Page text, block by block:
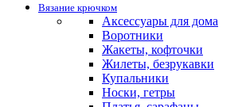
Вязание крючком
Аксессуары для дома
Воротники
Жакеты, кофточки
Жилеты, безрукавки
Купальники
Носки, гетры